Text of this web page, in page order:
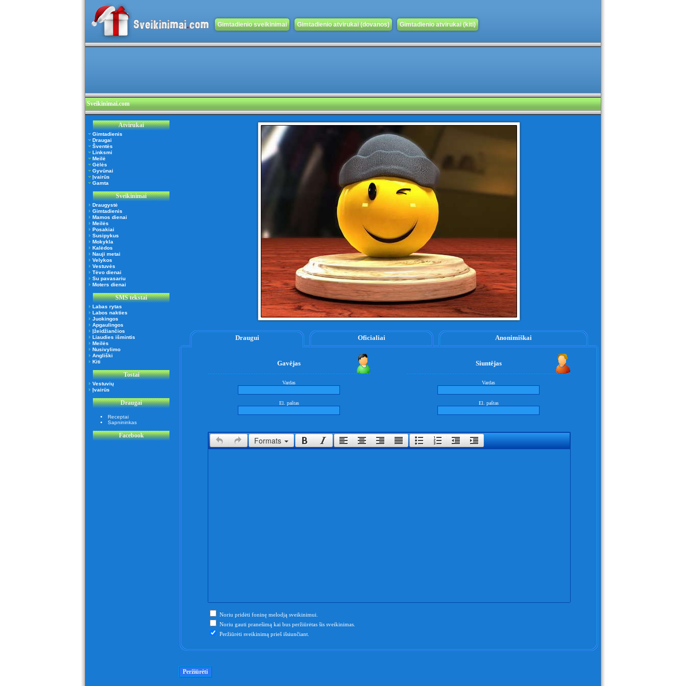
Gimtadienio sveikinimai Gimtadienio atvirukai (dovanos) Gimtadienio atvirukai (kiti)
Sveikinimai.com
Atvirukai
Gimtadienis
Draugai
Šventės
Linksmi
Meilė
Gėlės
Gyvūnai
Įvairūs
Gamta
Sveikinimai
Draugystė
Gimtadienis
Mamos dienai
Meilės
Posakiai
Susipykus
Mokykla
Kalėdos
Nauji metai
Velykos
Vestuvės
Tėvo dienai
Su pavasariu
Moters dienai
SMS tekstai
Labas rytas
Labos nakties
Juokingos
Apgaulingos
Įžeidžiančios
Liaudies išmintis
Meilės
Nusivylimo
Angliški
Kiti
Tostai
Vestuvių
Įvairūs
Draugai
Receptai
Sapnininkas
Facebook
Draugui Oficialiai Anonimiškai
Gavėjas Siuntėjas
Vardas Vardas
El. paštas El. paštas
Formats
Noriu pridėti foninę melodją sveikinimui.
Noriu gauti pranešimą kai bus peržiūrėtas šis sveikinimas.
Peržiūrėti sveikinimą prieš išsiunčiant.